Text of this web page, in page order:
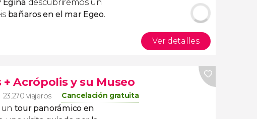
Egina descubriremos un
bañaros en el mar Egeo.
Ver detalles
Acrópolis y su Museo
23.270 viajeros Cancelación gratuita
un tour panorámico en